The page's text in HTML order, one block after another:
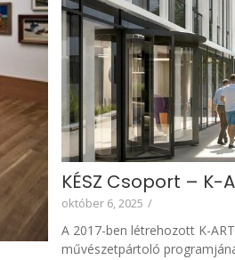
KÉSZ Csoport – K-
október 6, 2025 /
A 2017-ben létrehozott K-
művészetpártoló